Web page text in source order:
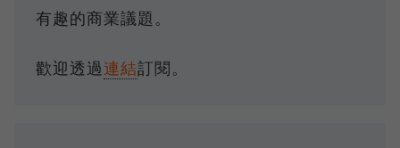
有趣的商業議題。
歡迎透過連結訂閱。